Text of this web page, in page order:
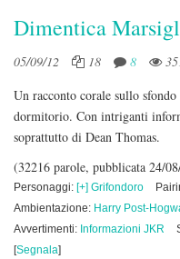
Dimentica
05/09/12 18 8
Un racconto corale sullo
dormitorio. Con intriganti
soprattutto di Dean Thomas.
(32216 parole, pubblicata 24/
Personaggi: [+] Grifondoro
Ambientazione: Harry Post-
Avvertimenti: Informazioni JKR
[Segnala]